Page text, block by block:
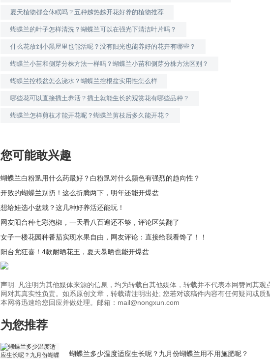
夏天植物都会休眠吗？五种越热越开花好养的植物推荐
蝴蝶兰的叶子怎样清洗？蝴蝶兰可以在强光下清洁叶片吗？
什么花放到小黑屋里也能活呢？没有阳光也能养好的花卉有哪些？
蝴蝶兰小苗和侧芽分株方法一样吗？蝴蝶兰小苗和侧芽分株方法区别？
蝴蝶兰控根盆怎么浇水？蝴蝶兰控根盆实用性怎么样
哪些花可以直接插土养活？插土就能生长的观赏花有哪些品种？
蝴蝶兰怎样剪枝才能开花呢？蝴蝶兰剪枝后多久能开花？
您可能敢兴趣
蝴蝶兰白粉虱用什么药最好？白粉虱对什么颜色有强烈的趋向性？
开败的蝴蝶兰别扔！这么折腾两下，明年还能开爆盆
想给娃选小盆栽？这几种好养活还能玩！
网友阳台种七彩泡椒，一天看八百遍还不够，评论区笑翻了
女子一楼花园种番茄实现水果自由，网友评论：直接给我看馋了！！
阳台党狂喜！4款耐晒花王，夏天暴晒也能开爆盆
声明: 凡注明为其他媒体来源的信息，均为转载自其他媒体，转载并不代表本网赞同其观
网对其真实性负责。如系原创文章，转载请注明出处; 您若对该稿件内容有任何疑问或质
本网将迅速给您回应并做处理。邮箱：mail@nongxun.com
为您推荐
蝴蝶兰多少温度适应生长呢？九月份蝴蝶兰用不用施肥呢？